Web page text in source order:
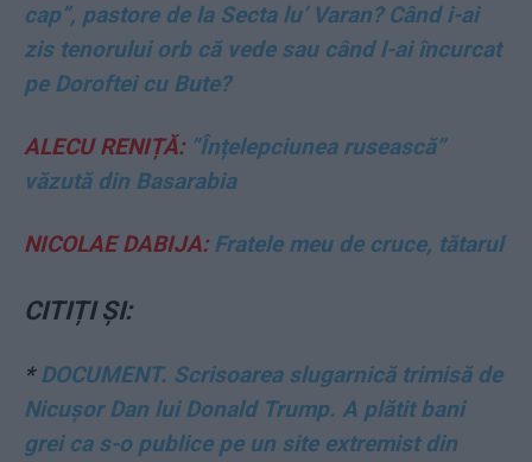
cap”, pastore de la Secta lu’ Varan? Când i-ai
zis tenorului orb că vede sau când l-ai încurcat
pe Doroftei cu Bute?
ALECU RENIȚĂ:”Înțelepciunea rusească”
văzută din Basarabia
NICOLAE DABIJA:Fratele meu de cruce, tătarul
CITIȚI ȘI:
*DOCUMENT. Scrisoarea slugarnică trimisă de
Nicușor Dan lui Donald Trump. A plătit bani
grei ca s-o publice pe un site extremist din